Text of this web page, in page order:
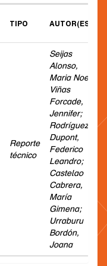
TIPO AUTOR(ES)
Reporte
técnico
Seijas
Alonso,
Maria Noe;
Viñas
Forcade,
Jennifer;
Rodríguez
Dupont,
Federico
Leandro;
Castelao
Cabrera,
María
Gimena;
Urraburu
Bordón,
Joana